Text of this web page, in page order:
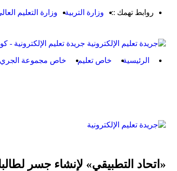
روابط تهمك :: وزارة التربية وزارة التعليم
جريدة تعليم الإلكترونية -
الرئيسية خاص تعليم خاص مجموعة الجري
«اتحاد التطبيقي» لإنشاء جسر